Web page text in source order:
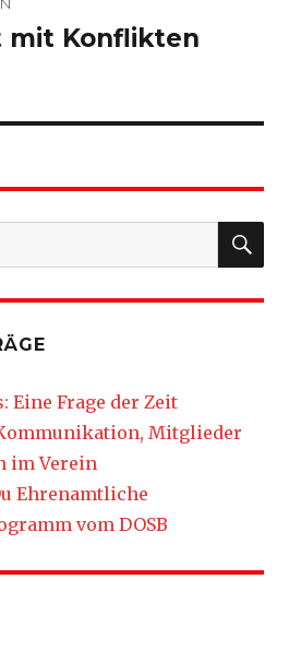
mit Konflikten
Eine Frage der Zeit
Mitglieder
im Verein
Ehrenamtliche
vom DOSB